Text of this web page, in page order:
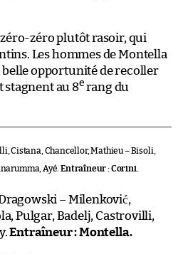
zéro-zéro plutôt rasoir, qui
Les hommes de Montella
opportunité de recoller
stagnent au 8e rang du
Cistana, Chancellor, Mathieu – Bisoli,
Ayé.Entraîneur : Corini.
– Milenković,
Pulgar, Badelj, Castrovilli,
Entraîneur : Montella.